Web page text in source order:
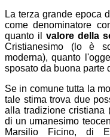
La terza grande epoca
come denominatore
quanto il valore della
Cristianesimo (lo è
moderna), quanto
sposato da buona parte
Se in comune tutta la
tale stima trova due
alla tradizione cristiana
di un umanesimo
Marsilio Ficino, di